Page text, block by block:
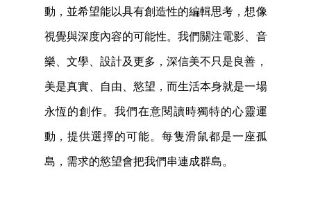
動，並希望能以具有創造性的編輯思考，想像
視覺與深度內容的可能性。我們關注電影、音
樂、文學、設計及更多，深信美不只是良善，
美是真實、自由、慾望，而生活本身就是一場
永恆的創作。我們在意閱讀時獨特的心靈運
動，提供選擇的可能。每隻滑鼠都是一座孤
島，需求的慾望會把我們串連成群島。